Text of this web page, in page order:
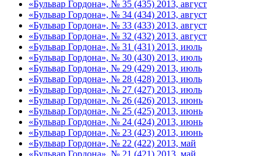
«Бульвар Гордона», № 35 (435) 2013, август
«Бульвар Гордона», № 34 (434) 2013, август
«Бульвар Гордона», № 33 (433) 2013, август
«Бульвар Гордона», № 32 (432) 2013, август
«Бульвар Гордона», № 31 (431) 2013, июль
«Бульвар Гордона», № 30 (430) 2013, июль
«Бульвар Гордона», № 29 (429) 2013, июль
«Бульвар Гордона», № 28 (428) 2013, июль
«Бульвар Гордона», № 27 (427) 2013, июль
«Бульвар Гордона», № 26 (426) 2013, июнь
«Бульвар Гордона», № 25 (425) 2013, июнь
«Бульвар Гордона», № 24 (424) 2013, июнь
«Бульвар Гордона», № 23 (423) 2013, июнь
«Бульвар Гордона», № 22 (422) 2013, май
«Бульвар Гордона», № 21 (421) 2013, май